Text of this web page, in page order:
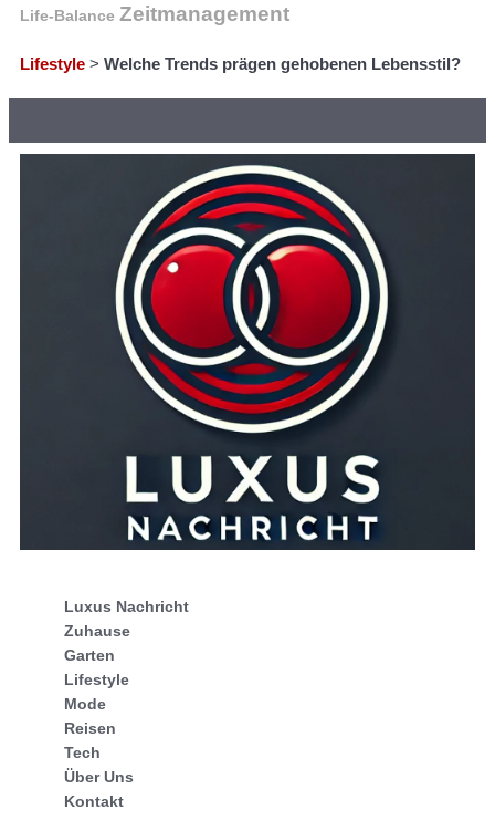
Life-Balance Zeitmanagement
Lifestyle > Welche Trends prägen gehobenen Lebensstil?
Luxus Nachricht
Zuhause
Garten
Lifestyle
Mode
Reisen
Tech
Über Uns
Kontakt